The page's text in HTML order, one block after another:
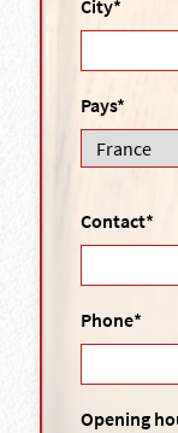
City*
Pays*
Contact*
Phone*
Opening